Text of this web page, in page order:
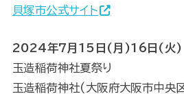
貝塚市公式サイト
2024年7月15日(月)16日(火)
玉造稲荷神社夏祭り
玉造稲荷神社(大阪府大阪市中央